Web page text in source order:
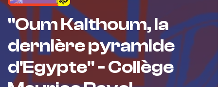
"Oum Kalthoum, la
dernière pyramide
d'Egypte" - Collège